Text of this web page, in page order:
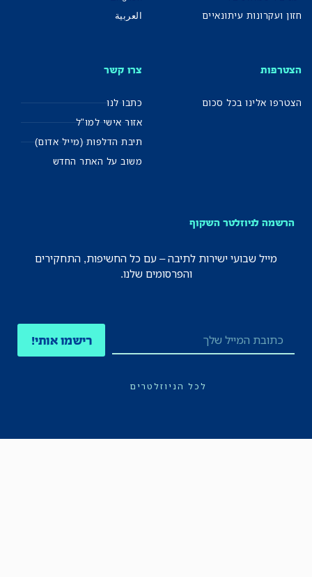
חזון ועקרונות עיתונאיים
العربية
הצטרפות
הצטרפו אלינו בכל סכום
צרו קשר
כתבו לנו
אזור אישי למו"ל
תיבת הדלפות (מייל אדום)
משוב על האתר החדש
הרשמה לניוזלטר השקוף
מייל שבועי ישירות לתיבה – עם כל החשיפות, התחקירים
והפרסומים שלנו.
רישמו אותי!
לכל הניוזלטרים